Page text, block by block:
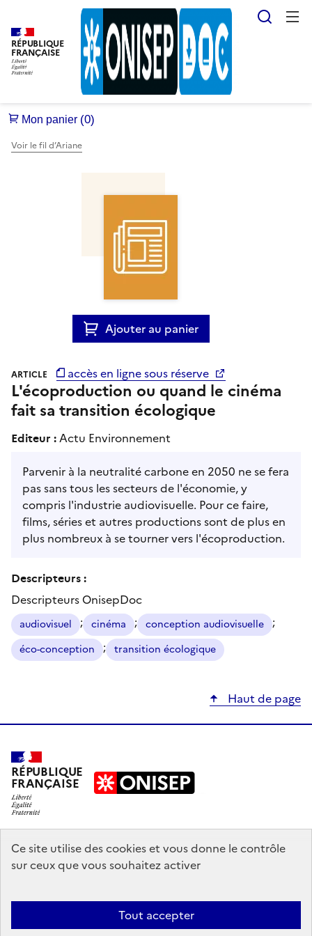
Ce site utilise des cookies et vous donne le contrôle
sur ceux que vous souhaitez activer
Tout accepter
RÉPUBLIQUE
FRANÇAISE
Voir le fil d’Ariane
Ajouter au panier
accès en ligne sous réserve
ARTICLE
L'écoproduction ou quand le cinéma
fait sa transition écologique
Editeur :Actu Environnement
Parvenir à la neutralité carbone en 2050 ne se fera
pas sans tous les secteurs de l'économie, y
compris l'industrie audiovisuelle. Pour ce faire,
films, séries et autres productions sont de plus en
plus nombreux à se tourner vers l'écoproduction.
Descripteurs :
Descripteurs OnisepDoc
audiovisuel ; cinéma ; conception audiovisuelle ;
éco-conception ; transition écologique
Haut de page
RÉPUBLIQUE
FRANÇAISE
education.gouv.fr
enseignementsup-recherche.gouv.fr